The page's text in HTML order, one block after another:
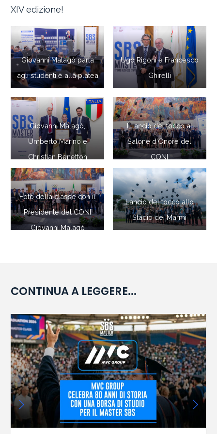
XIV edizione!
Giovanni Malagò parla
agli studenti e alla platea
Ugo Rigoni e Francesco
Ghirelli
Giovanni Malagò,
Umberto Marino e
Christian Benetton
Il lancio del tocco al
Salone d’Onore del
CONI
Foto della classe con il
Presidente del CONI
Giovanni Malagò
Lancio del tocco allo
Stadio dei Marmi
CONTINUA A LEGGERE...